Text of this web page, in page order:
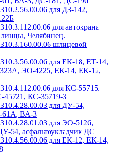
для ДЗ-142,
для автокрана
Челябинец.
шлицевой
для ЕК-18, ЕТ-14,
ЭО-4225, ЕК-14, ЕК-12,
для КС-55715,
КС-35719-3
для ДУ-54,
ВА-3
для ЭО-5126,
54, асфальтоукладчик ДС
для ЕК-12, ЕК-14,